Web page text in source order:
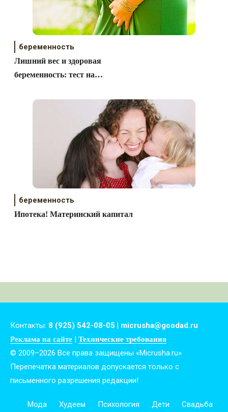
беременность
Лишний вес и здоровая
беременность: тест на
беременность
Ипотека! Материнский капитал
Контакты: 8 (925) 542-08-05 | micrusha@goodad.ru
Реклама на сайте Технические требования
© 2009–2026 Все права защищены «Micrusha.ru»
Перепечатка материалов допускается только с
письменного разрешения редакции!
Мода Худеем Психология Дети Свадьба